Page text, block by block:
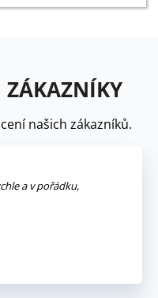
našich zákazníků.
a v pořádku,